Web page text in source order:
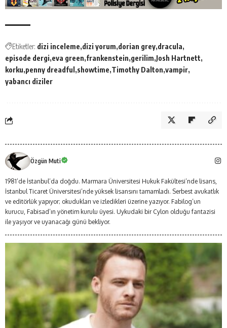
Etiketler: dizi inceleme dizi yorum dorian grey dracula
episode dergi eva green frankenstein gerilim Josh Hartnett
korku penny dreadful showtime Timothy Dalton vampir
yabancı diziler
Özgün Muti
1981’de İstanbul’da doğdu. Marmara Üniversitesi Hukuk Fakültesi’nde lisans,
İstanbul Ticaret Üniversitesi’nde yüksek lisansını tamamladı. Serbest avukatlık
ve editörlük yapıyor; okudukları ve izledikleri üzerine yazıyor. Fabilog’un
kurucu, Fabisad’ın yönetim kurulu üyesi. Uykudaki bir Cylon olduğu fantazisi
ile yaşıyor ve uyanacağı günü bekliyor.